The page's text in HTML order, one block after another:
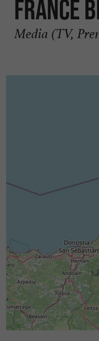
France
Media (TV,